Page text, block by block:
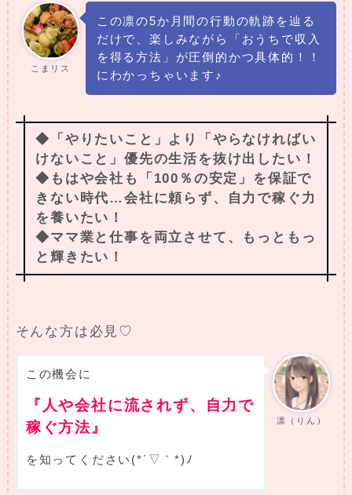
こまリス
この凛の5か月間の行動の軌跡を辿る
だけで、楽しみながら「おうちで収入
を得る方法」が圧倒的かつ具体的！！
にわかっちゃいます♪
◆「やりたいこと」より「やらなければい
けないこと」優先の生活を抜け出したい！
◆もはや会社も「100％の安定」を保証で
きない時代…会社に頼らず、自力で稼ぐ力
を養いたい！
◆ママ業と仕事を両立させて、もっともっ
と輝きたい！
そんな方は必見♡
凛（りん）
この機会に
『人や会社に流されず、自力で
稼ぐ方法』
を知ってください(*´▽｀*)ﾉ